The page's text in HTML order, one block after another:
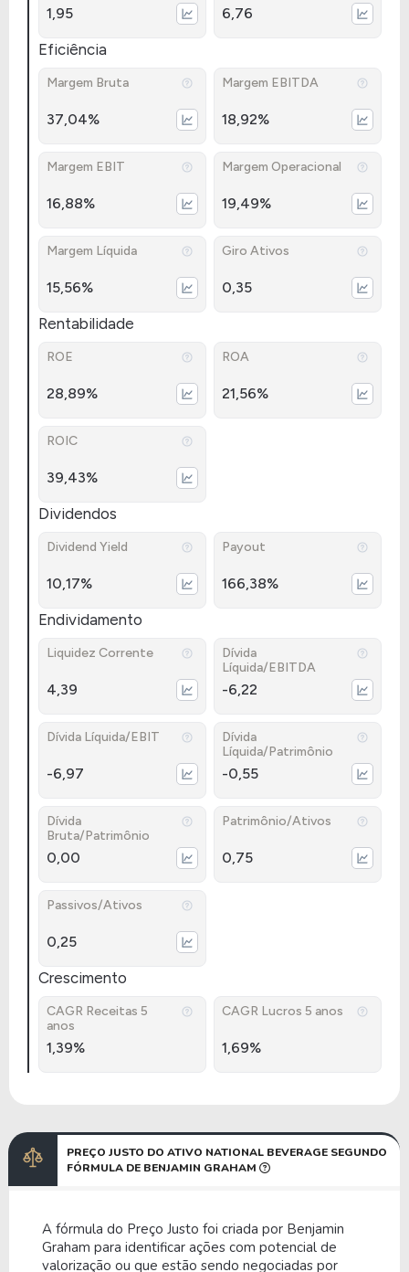
1,95 6,76
Eficiência
Margem Bruta
37,04%
Margem EBITDA
18,92%
Margem EBIT
16,88%
Margem Operacional
19,49%
Margem Líquida
15,56%
Giro Ativos
0,35
Rentabilidade
ROE
28,89%
ROA
21,56%
ROIC
39,43%
Dividendos
Dividend Yield
10,17%
Payout
166,38%
Endividamento
Liquidez Corrente
4,39
Dívida
Líquida/EBITDA
-6,22
Dívida Líquida/EBIT
-6,97
Dívida
Líquida/Patrimônio
-0,55
Dívida
Bruta/Patrimônio
0,00
Patrimônio/Ativos
0,75
Passivos/Ativos
0,25
Crescimento
CAGR Receitas 5
anos
1,39%
CAGR Lucros 5 anos
1,69%
PREÇO JUSTO DO ATIVO NATIONAL BEVERAGE SEGUNDO
FÓRMULA DE BENJAMIN GRAHAM
A fórmula do Preço Justo foi criada por Benjamin
Graham para identificar ações com potencial de
valorização ou que estão sendo negociadas por